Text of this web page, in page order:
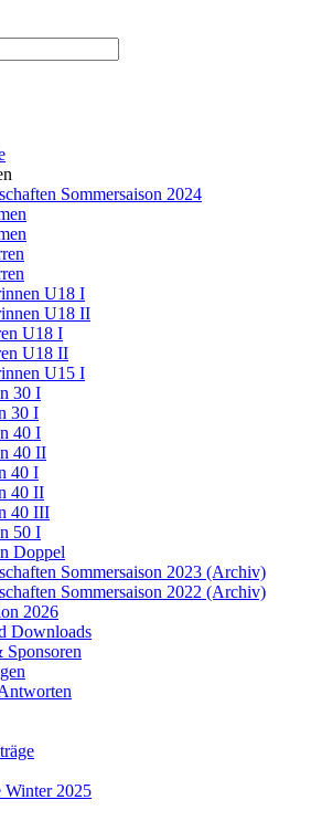
Sommersaison 2024
U18 I
U18 II
U18 I
U18 II
U15 I
30 I
30 I
40 I
40 II
40 I
40 II
40 III
50 I
Doppel
Sommersaison 2023 (Archiv)
Sommersaison 2022 (Archiv)
2026
Downloads
Winter 2025